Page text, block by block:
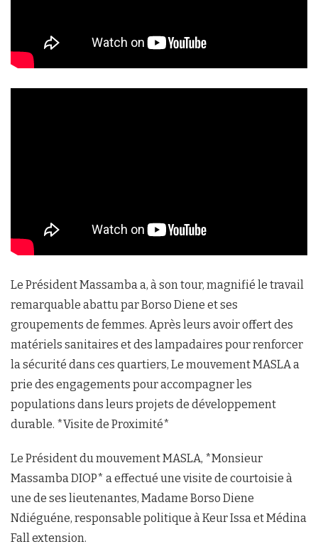
Le Président Massamba a, à son tour, magnifié le travail
remarquable abattu par Borso Diene et ses
groupements de femmes. Après leurs avoir offert des
matériels sanitaires et des lampadaires pour renforcer
la sécurité dans ces quartiers, Le mouvement MASLA a
prie des engagements pour accompagner les
populations dans leurs projets de développement
durable. *Visite de Proximité*
Le Président du mouvement MASLA, *Monsieur
Massamba DIOP* a effectué une visite de courtoisie à
une de ses lieutenantes, Madame Borso Diene
Ndiéguéne, responsable politique à Keur Issa et Médina
Fall extension.